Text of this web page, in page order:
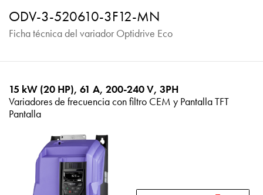
ODV-3-520610-3F12-MN
Ficha técnica del variador Optidrive Eco
15 kW (20 HP), 61 A, 200-240 V, 3PH
Variadores de frecuencia con filtro CEM y Pantalla TFT
Pantalla